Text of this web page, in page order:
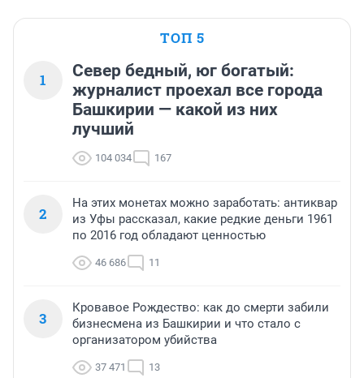
ТОП 5
1
Север бедный, юг богатый:
журналист проехал все города
Башкирии — какой из них
лучший
104 034 167
2
На этих монетах можно заработать: антиквар
из Уфы рассказал, какие редкие деньги 1961
по 2016 год обладают ценностью
46 686 11
3
Кровавое Рождество: как до смерти забили
бизнесмена из Башкирии и что стало с
организатором убийства
37 471 13